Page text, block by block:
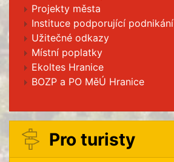
Projekty města
Instituce podporující podnikání
Užitečné odkazy
Místní poplatky
Ekoltes Hranice
BOZP a PO MěÚ Hranice
Pro turisty